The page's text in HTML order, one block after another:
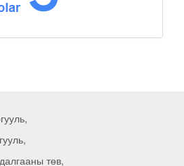
төв,